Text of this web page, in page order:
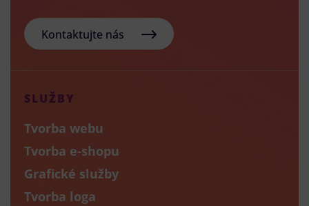
Kontaktujte nás
SLUŽBY
Tvorba webu
Tvorba e-shopu
Grafické služby
Tvorba loga